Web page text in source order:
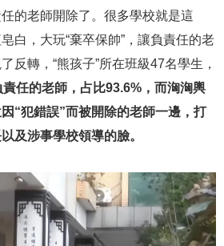
的老師開除了。很多學校就是這
白，大玩“棄卒保帥”，讓負責任的老
反轉，“熊孩子”所在班級47名學生，
任的老師，占比93.6%，而洶洶輿
“犯錯誤”而被開除的老師一邊，打
及涉事學校領導的臉。